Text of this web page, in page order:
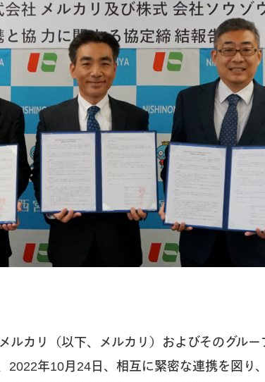
ルカリ（以下、メルカリ）およびそのグル
2022年10月24日、相互に緊密な連携を図り